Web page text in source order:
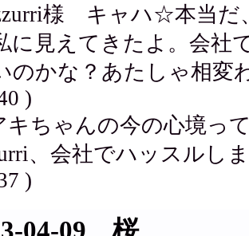
様 キャハ☆本当だ
に見えてきたよ。会社
のかな？あたしゃ相変
)
キちゃんの今の心境っ
、会社でハッスルし
)